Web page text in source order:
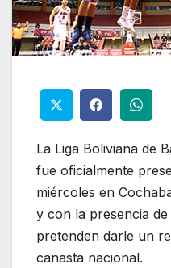
La Liga Boliviana de
fue oficialmente
miércoles en
y con la presencia
pretenden darle un
canasta nacional.